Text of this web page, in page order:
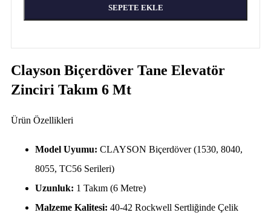
SEPETE EKLE
Clayson Biçerdöver Tane Elevatör
Zinciri Takım 6 Mt
Ürün Özellikleri
Model Uyumu: CLAYSON Biçerdöver (1530, 8040,
8055, TC56 Serileri)
Uzunluk: 1 Takım (6 Metre)
Malzeme Kalitesi: 40-42 Rockwell Sertliğinde Çelik